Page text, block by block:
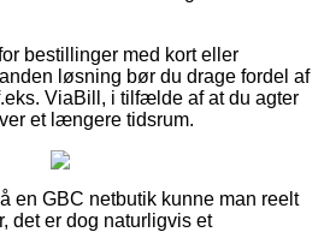
bestillinger med kort eller
løsning bør du drage fordel af
ViaBill, i tilfælde af at du agter
et længere tidsrum.
en GBC netbutik kunne man reelt
det er dog naturligvis et